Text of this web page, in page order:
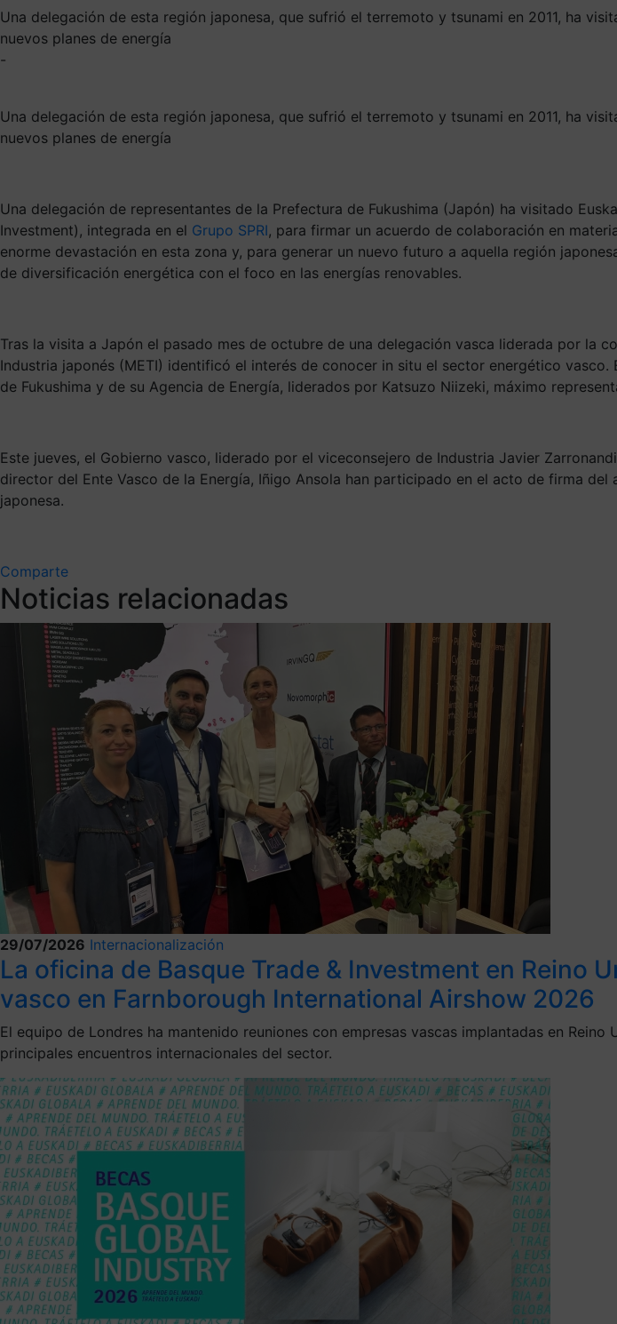
Una delegación de esta región japonesa, que sufrió el terremoto y tsunami en 2011, ha
nuevos planes de energía
-
Una delegación de esta región japonesa, que sufrió el terremoto y tsunami en 2011, ha
nuevos planes de energía
Una delegación de representantes de la Prefectura de Fukushima (Japón) ha visitado
Investment), integrada en el Grupo SPRI, para firmar un acuerdo de colaboración en
enorme devastación en esta zona y, para generar un nuevo futuro a aquella región
de diversificación energética con el foco en las energías renovables.
Tras la visita a Japón el pasado mes de octubre de una delegación vasca liderada por la
Industria japonés (METI) identificó el interés de conocer in situ el sector energético
de Fukushima y de su Agencia de Energía, liderados por Katsuzo Niizeki, máximo
Este jueves, el Gobierno vasco, liderado por el viceconsejero de Industria Javier
director del Ente Vasco de la Energía, Iñigo Ansola han participado en el acto de firma
japonesa.
Comparte
Noticias relacionadas
29/07/2026 Internacionalización
La oficina de Basque Trade & Investment en Reino
vasco en Farnborough International Airshow 2026
El equipo de Londres ha mantenido reuniones con empresas vascas implantadas en
principales encuentros internacionales del sector.